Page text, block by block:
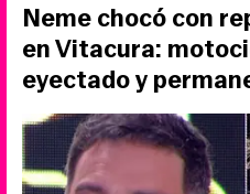
Neme chocó con
en Vitacura:
eyectado y